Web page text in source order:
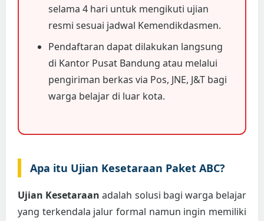
selama 4 hari untuk mengikuti ujian
resmi sesuai jadwal Kemendikdasmen.
Pendaftaran dapat dilakukan langsung
di Kantor Pusat Bandung atau melalui
pengiriman berkas via Pos, JNE, J&T bagi
warga belajar di luar kota.
Apa itu Ujian Kesetaraan Paket ABC?
Ujian Kesetaraan adalah solusi bagi warga belajar
yang terkendala jalur formal namun ingin memiliki